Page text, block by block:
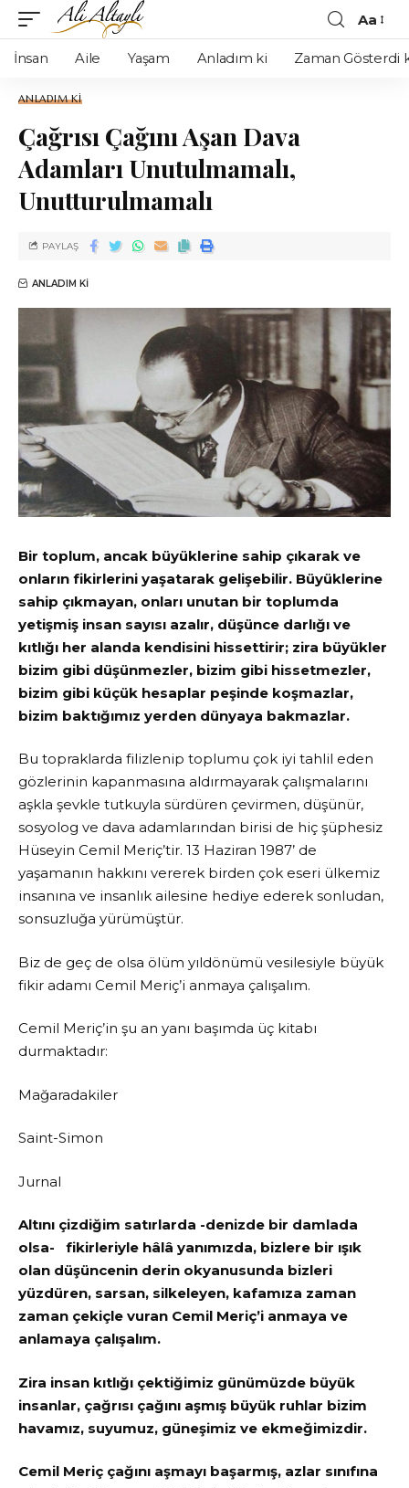
Aa
İnsan Aile Yaşam Anladım ki Zaman Gösterdi
ANLADIM KI
Çağrısı Çağını Aşan Dava
Adamları Unutulmamalı,
Unutturulmamalı
ANLADIM KI
PAYLAŞ
Bir toplum, ancak büyüklerine sahip çıkarak ve
onların fikirlerini yaşatarak gelişebilir. Büyüklerine
sahip çıkmayan, onları unutan bir toplumda
yetişmiş insan sayısı azalır, düşünce darlığı ve
kıtlığı her alanda kendisini hissettirir; zira büyükler
bizim gibi düşünmezler, bizim gibi hissetmezler,
bizim gibi küçük hesaplar peşinde koşmazlar,
bizim baktığımız yerden dünyaya bakmazlar.
Bu topraklarda filizlenip toplumu çok iyi tahlil eden
gözlerinin kapanmasına aldırmayarak çalışmalarını
aşkla şevkle tutkuyla sürdüren çevirmen, düşünür,
sosyolog ve dava adamlarından birisi de hiç şüphesiz
Hüseyin Cemil Meriç’tir. 13 Haziran 1987’ de
yaşamanın hakkını vererek birden çok eseri ülkemiz
insanına ve insanlık ailesine hediye ederek sonludan,
sonsuzluğa yürümüştür.
Biz de geç de olsa ölüm yıldönümü vesilesiyle büyük
fikir adamı Cemil Meriç’i anmaya çalışalım.
Cemil Meriç’in şu an yanı başımda üç kitabı
durmaktadır:
Mağaradakiler
Saint-Simon
Jurnal
Altını çizdiğim satırlarda -denizde bir damlada
olsa- fikirleriyle hâlâ yanımızda, bizlere bir ışık
olan düşüncenin derin okyanusunda bizleri
yüzdüren, sarsan, silkeleyen, kafamıza zaman
zaman çekiçle vuran Cemil Meriç’i anmaya ve
anlamaya çalışalım.
Zira insan kıtlığı çektiğimiz günümüzde büyük
insanlar, çağrısı çağını aşmış büyük ruhlar bizim
havamız, suyumuz, güneşimiz ve ekmeğimizdir.
Cemil Meriç çağını aşmayı başarmış, azlar sınıfına